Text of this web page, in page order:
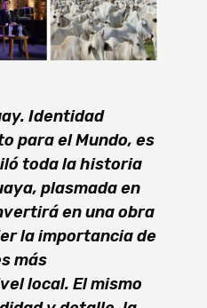
Identidad
para el Mundo, es
toda la historia
plasmada en
en una obra
la importancia de
más
local. El mismo